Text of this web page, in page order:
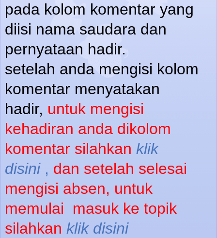
pada kolom komentar yang
diisi nama saudara dan
pernyataan hadir.
setelah anda mengisi kolom
komentar menyatakan
hadir, untuk mengisi
kehadiran anda dikolom
komentar silahkan klik
disini , dan setelah selesai
mengisi absen, untuk
memulai masuk ke topik
silahkan klik disini